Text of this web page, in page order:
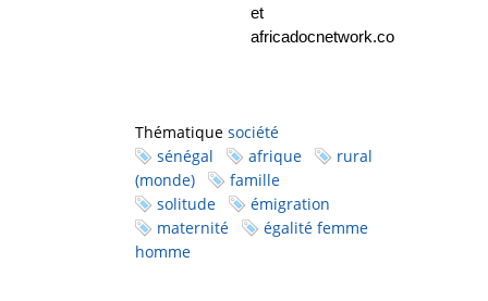
et
africadocnetwork.com.
Thématique société
sénégal
afrique
rural
(monde)
famille
solitude
émigration
maternité
égalité femme
homme